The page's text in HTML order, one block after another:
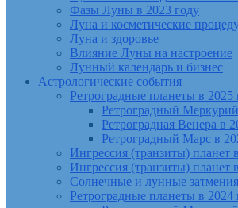
Фазы Луны в 2023 году
Луна и косметические
Луна и здоровье
Влияние Луны на настроение
Лунный календарь и бизнес
Астрологические события
Ретроградные планеты в 2025
Ретроградный
Ретроградная Венера в
Ретроградный Марс в
Ингрессия (транзиты) планет
Ингрессия (транзиты) планет
Солнечные и лунные
Ретроградные планеты в 2024